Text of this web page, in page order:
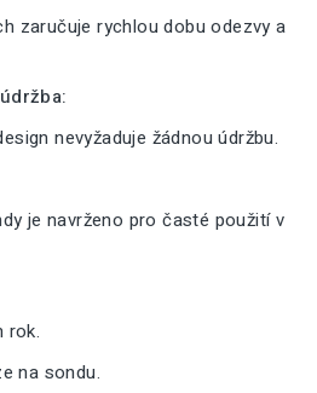
zaručuje rychlou dobu odezvy a
nevyžaduje žádnou údržbu.
je navrženo pro časté použití v
rok.
na sondu.